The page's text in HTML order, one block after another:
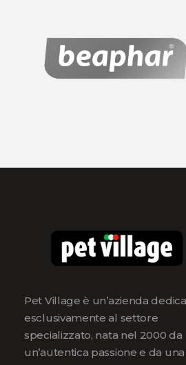
Pet Village è un’azienda
esclusivamente al settore
specializzato, nata nel 2000 da
un’autentica passione e da una